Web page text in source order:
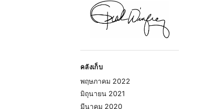
คลังเก็บ
พฤษภาคม 2022
มิถุนายน 2021
มีนาคม 2020